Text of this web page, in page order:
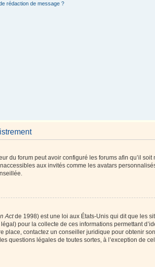
rédaction de message ?
du forum peut avoir configuré les forums afin qu’il
aux invités comme les avatars
Actde 1998) est une loi aux États-Unis qui dit que les
pour la collecte de ces informations permettant
place, contactez un conseiller juridique pour obtenir
questions légales de toutes sortes, à l’exception de